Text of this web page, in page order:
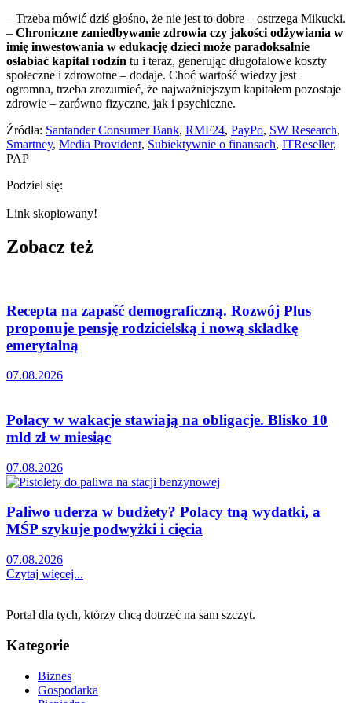
– Trzeba mówić dziś głośno, że nie jest to dobre – ostrzega Mikucki.
– Chroniczne zaniedbywanie zdrowia czy jakości odżywiania w
imię inwestowania w edukację dzieci może paradoksalnie
osłabiać kapitał rodzin tu i teraz, generując długofalowe koszty
społeczne i zdrowotne – dodaje. Choć wartość wiedzy jest
ogromna, trzeba zrozumieć, że najważniejszym kapitałem pozostaje
zdrowie – zarówno fizyczne, jak i psychiczne.
Źródła: Santander Consumer Bank, RMF24, PayPo, SW Research,
Smartney, Media Provident, Subiektywnie o finansach, ITReseller,
PAP
Podziel się:
Link skopiowany!
Zobacz też
Recepta na zapaść demograficzną. Rozwój Plus
proponuje pensję rodzicielską i nową składkę
emerytalną
07.08.2026
Polacy w wakacje stawiają na obligacje. Blisko 10
mld zł w miesiąc
07.08.2026
Paliwo uderza w budżety? Polacy tną wydatki, a
MŚP szykuje podwyżki i cięcia
07.08.2026
Czytaj więcej...
Portal dla tych, którzy chcą dotrzeć na sam szczyt.
Kategorie
Biznes
Gospodarka